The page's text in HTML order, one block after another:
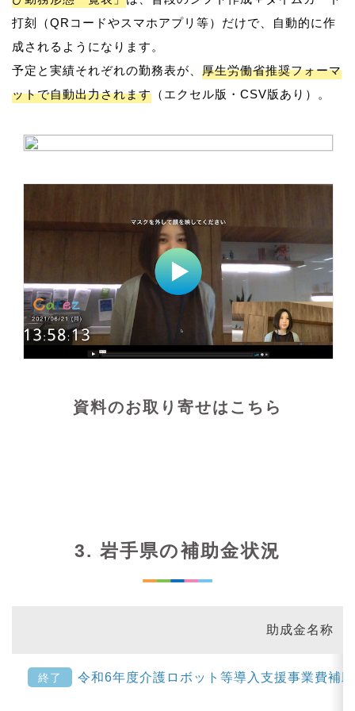
打刻（QRコードやスマホアプリ等）だけで、自動的に作
成されるようになります。
予定と実績それぞれの勤務表が、 厚生労働省推奨フォーマ
ットで自動出力されます （エクセル版・CSV版あり）。
資料のお取り寄せはこちら
3. 岩手県の補助金状況
助成金名称
終了 令和6年度介護ロボット等導入支援事業費補